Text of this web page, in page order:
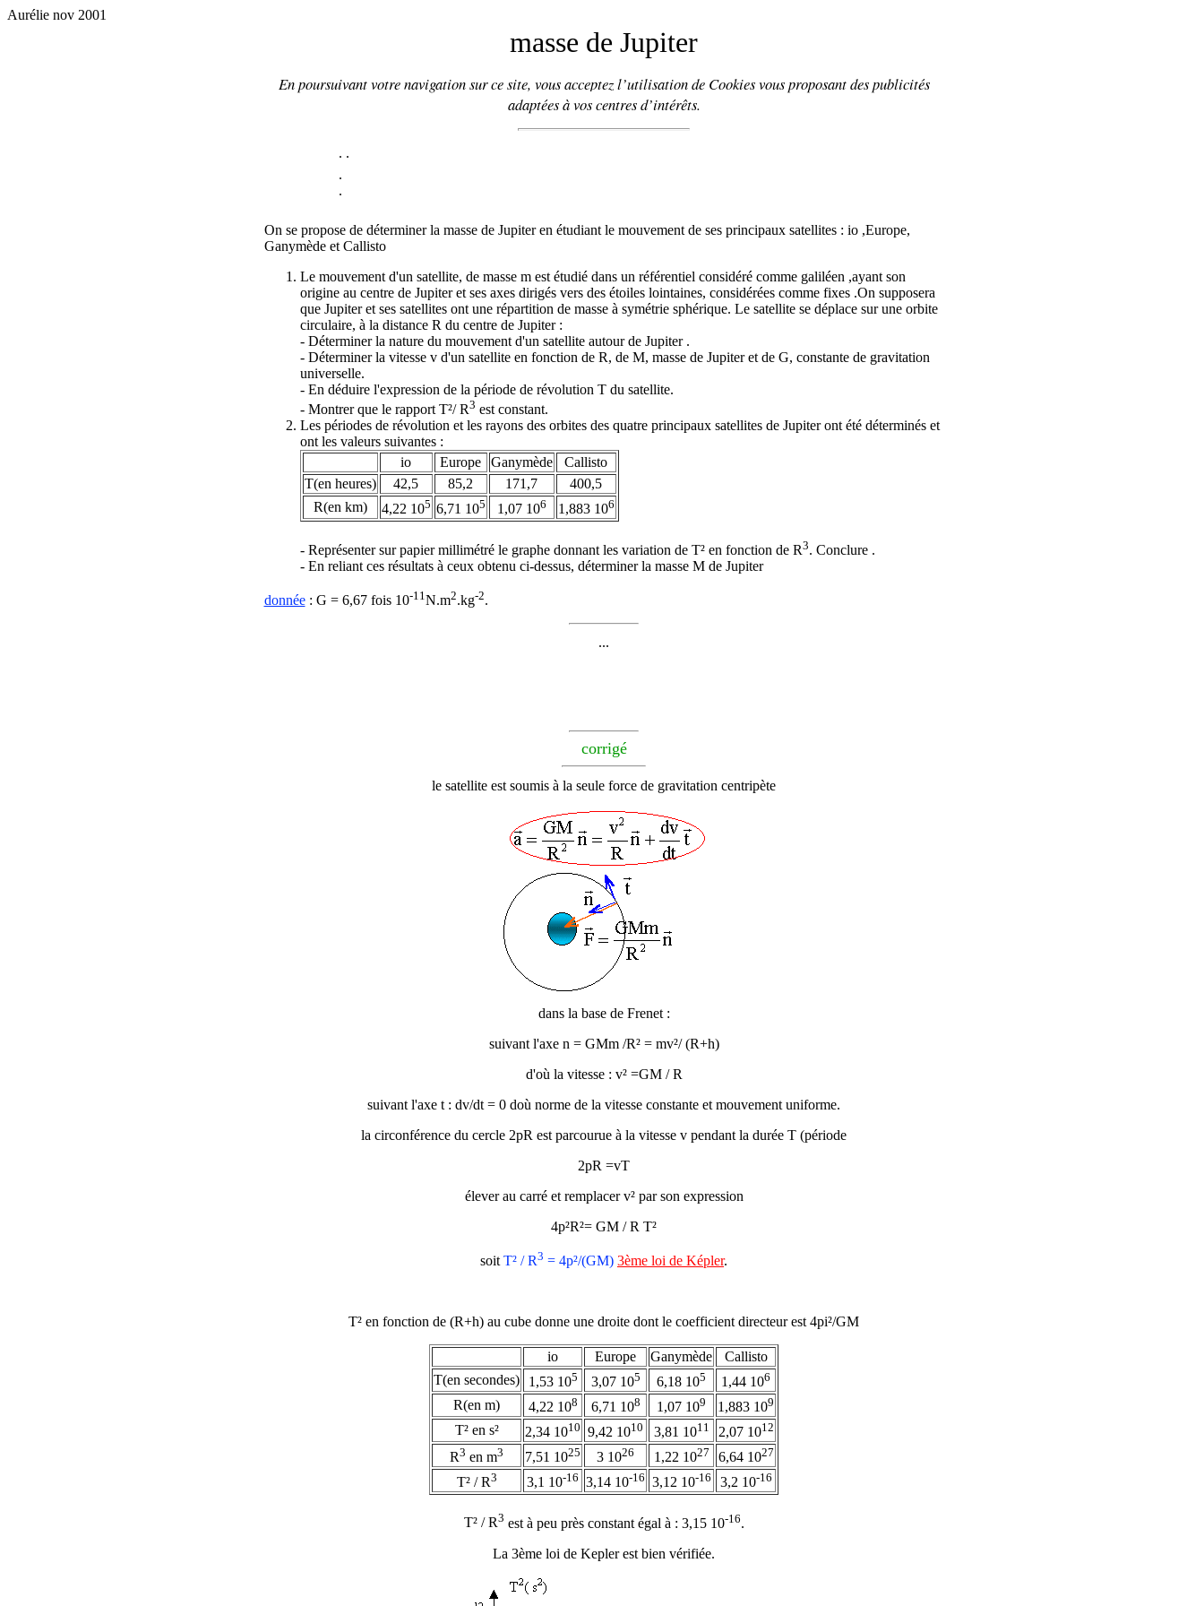
Aurélie nov 2001
masse de Jupiter
En poursuivant votre navigation sur ce site, vous acceptez l’utilisation de Cookies vous proposant des publicités
adaptées à vos centres d’intérêts.
. .
.
.
On se propose de déterminer la masse de Jupiter en étudiant le mouvement de ses principaux satellites : io ,Europe,
Ganymède et Callisto
Le mouvement d'un satellite, de masse m est étudié dans un référentiel considéré comme galiléen ,ayant son
origine au centre de Jupiter et ses axes dirigés vers des étoiles lointaines, considérées comme fixes .On supposera
que Jupiter et ses satellites ont une répartition de masse à symétrie sphérique. Le satellite se déplace sur une orbite
circulaire, à la distance R du centre de Jupiter :
- Déterminer la nature du mouvement d'un satellite autour de Jupiter .
- Déterminer la vitesse v d'un satellite en fonction de R, de M, masse de Jupiter et de G, constante de gravitation
universelle.
- En déduire l'expression de la période de révolution T du satellite.
- Montrer que le rapport T²/ R3 est constant.
Les périodes de révolution et les rayons des orbites des quatre principaux satellites de Jupiter ont été déterminés et
ont les valeurs suivantes :
io
Europe Ganymède
Callisto
T(en heures)
42,5 85,2 171,7
400,5
R(en km)
4,22 105 6,71 105 1,07 106 1,883 106
- Représenter sur papier millimétré le graphe donnant les variation de T² en fonction de R3. Conclure .
- En reliant ces résultats à ceux obtenu ci-dessus, déterminer la masse M de Jupiter
donnée: G = 6,67 fois 10-11 N.m2.kg-2.
...
corrigé
le satellite est soumis à la seule force de gravitation centripète
dans la base de Frenet :
suivant l'axe n = GMm /R² = mv²/ (R+h)
d'où la vitesse : v² =GM / R
suivant l'axe t : dv/dt = 0 doù norme de la vitesse constante et mouvement uniforme.
la circonférence du cercle 2pR est parcourue à la vitesse v pendant la durée T (période
2pR =vT
élever au carré et remplacer v² par son expression
4p²R²= GM / R T²
soit T² / R3 = 4p²/(GM) 3ème loi de Képler.
T² en fonction de (R+h) au cube donne une droite dont le coefficient directeur est 4pi²/GM
io Europe Ganymède
Callisto
T(en secondes)
1,53 105 3,07 105 6,18 105 1,44 106
R(en m) 4,22 108 6,71 108 1,07 109 1,883 109
T² en s² 2,34 1010 9,42 1010 3,81 1011 2,07 1012
R3 en m3 7,51 1025 3 1026 1,22 1027 6,64 1027
T² / R3 3,1 10-16 3,14 10-16 3,12 10-16 3,2 10-16
T² / R3 est à peu près constant égal à : 3,15 10-16.
La 3ème loi de Kepler est bien vérifiée.